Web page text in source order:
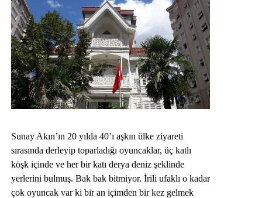
Sunay Akın’ın 20 yılda 40’ı aşkın ülke ziyareti
sırasında derleyip toparladığı oyuncaklar, üç katlı
köşk içinde ve her bir katı derya deniz şeklinde
yerlerini bulmuş. Bak bak bitmiyor. İrili ufaklı o kadar
çok oyuncak var ki bir an içimden bir kez gelmek